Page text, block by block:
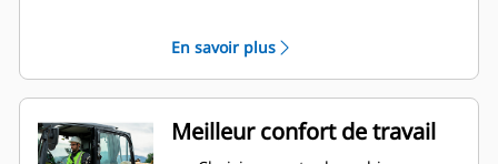
chantiers avec des vitesses de
déplacement allant jusqu'à 35
km/h (21,7 mph).
Qu'il s'agisse de débris ou
d'asphalte, la pelle hydraulique
En savoir plus
Meilleur confort de travail